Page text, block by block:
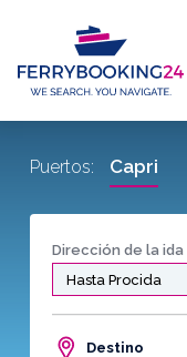
Dirección de la ida
Destino
Puertos: Capri